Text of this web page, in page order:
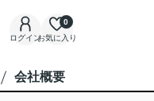
ログインお気に入り
0
会社概要